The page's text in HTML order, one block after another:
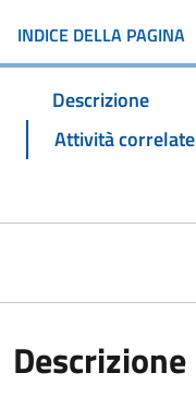
INDICE DELLA PAGINA
Descrizione
Attività correlate
Descrizione